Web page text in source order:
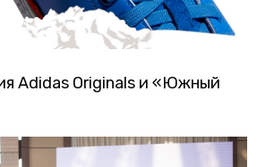
Аdidas Originals и «Южный